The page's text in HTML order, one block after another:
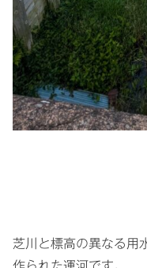
芝川と標高の異なる用
作られた運河です。